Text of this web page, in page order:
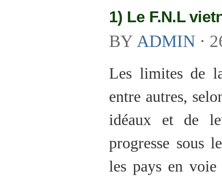
1) Le F.N.L
BY ADMIN ⋅
Les limites de
entre autres,
idéaux et de
progresse sous
les pays en voie